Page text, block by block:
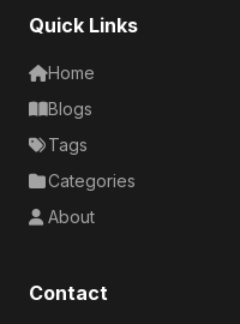
Quick Links
Home
Blogs
Tags
Categories
About
Contact